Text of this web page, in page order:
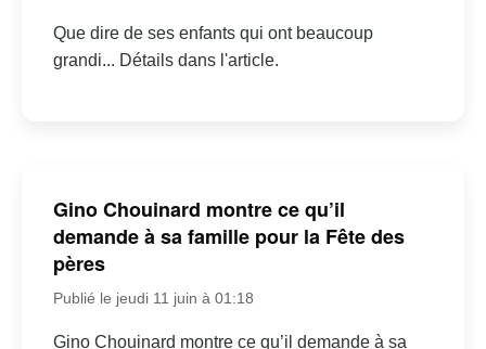
Que dire de ses enfants qui ont beaucoup
grandi... Détails dans l'article.
Gino Chouinard montre ce qu’il
demande à sa famille pour la Fête des
pères
Publié le jeudi 11 juin à 01:18
Gino Chouinard montre ce qu’il demande à sa